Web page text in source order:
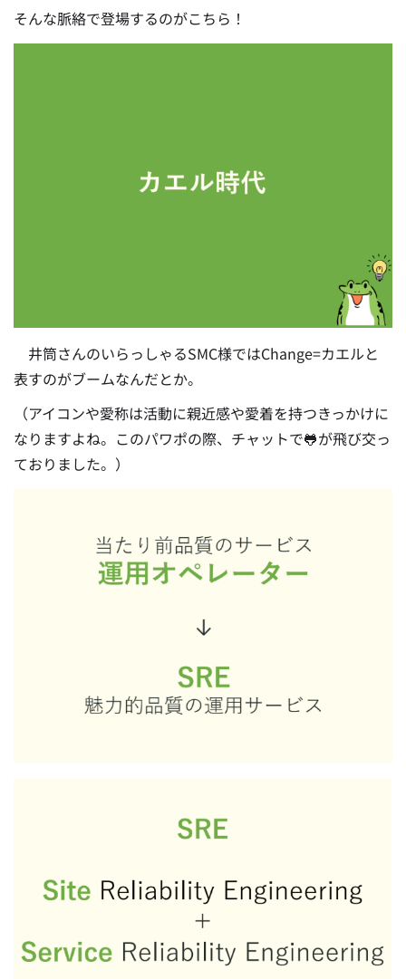
そんな脈絡で登場するのがこちら！
井筒さんのいらっしゃるSMC様ではChange=カエルと
表すのがブームなんだとか。
（アイコンや愛称は活動に親近感や愛着を持つきっかけに
なりますよね。このパワポの際、チャットで🐸が飛び交っ
ておりました。）